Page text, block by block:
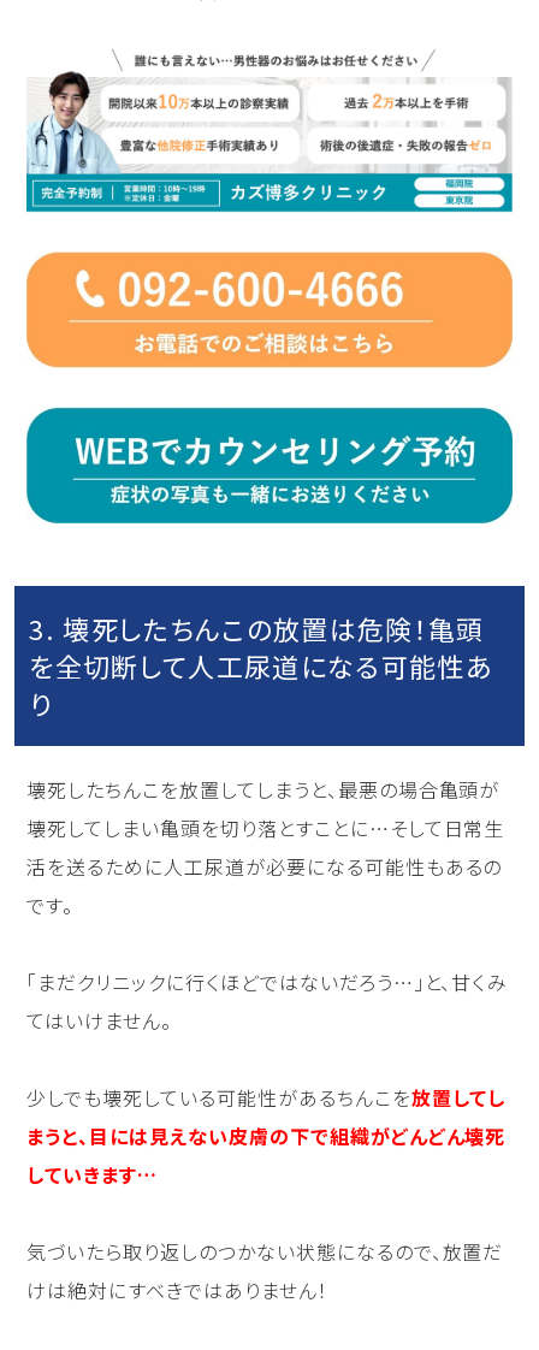
3. 壊死したちんこの放置は危険！亀頭
を全切断して人工尿道になる可能性あ
り
壊死したちんこを放置してしまうと、最悪の場合亀頭が
壊死してしまい亀頭を切り落とすことに…そして日常生
活を送るために人工尿道が必要になる可能性もあるの
です。
「まだクリニックに行くほどではないだろう…」と、甘くみ
てはいけません。
少しでも壊死している可能性があるちんこを放置してし
まうと、目には見えない皮膚の下で組織がどんどん壊死
していきます…
気づいたら取り返しのつかない状態になるので、放置だ
けは絶対にすべきではありません！